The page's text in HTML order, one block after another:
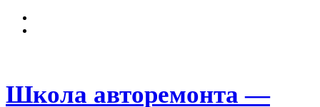
Школа авторемонта —